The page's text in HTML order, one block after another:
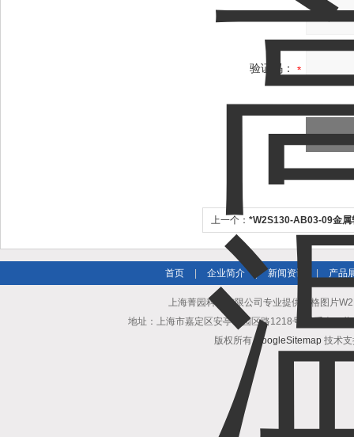
验证码：
上一个： *W2S130-AB03-09金属
首页 企业简介 | 新闻资讯 产品
上海菁园科技有限公司专业提供价格图片
地址：上海市嘉定区安亭镇园区路1218号 联系人：
版权所有GoogleSitemap技术支